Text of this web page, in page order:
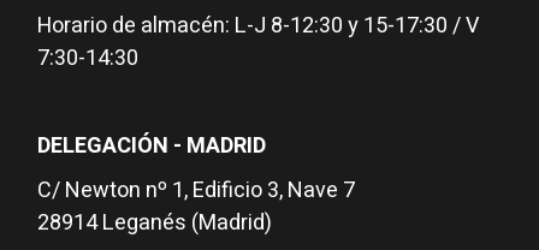
Horario de almacén: L-J 8-12:30 y 15-17:30 / V
7:30-14:30
DELEGACIÓN - MADRID
C/ Newton nº 1, Edificio 3, Nave 7
28914 Leganés (Madrid)